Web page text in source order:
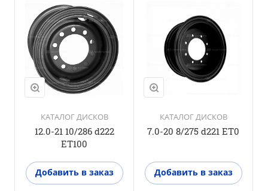
КАТАЛОГ ДИСКОВ
12.0-21 10/286 d222
ET100
Добавить в заказ
КАТАЛОГ ДИСКОВ
7.0-20 8/275 d221 ET0
Добавить в заказ